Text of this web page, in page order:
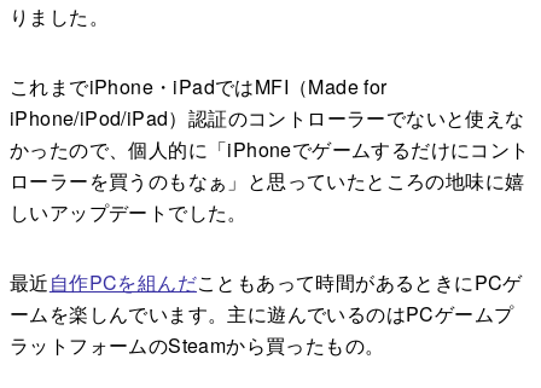
りました。
これまでiPhone・iPadではMFI（Made for
iPhone/iPod/iPad）認証のコントローラーでないと使えな
かったので、個人的に「iPhoneでゲームするだけにコント
ローラーを買うのもなぁ」と思っていたところの地味に嬉
しいアップデートでした。
最近自作PCを組んだこともあって時間があるときにPCゲ
ームを楽しんでいます。主に遊んでいるのはPCゲームプ
ラットフォームのSteamから買ったもの。